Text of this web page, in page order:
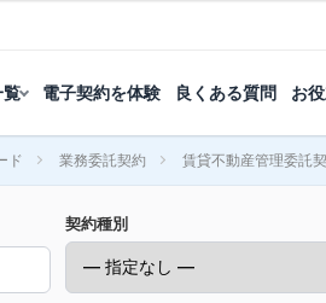
覧 電子契約を体験 良くある質問 お
ド 業務委託契約 賃貸不動産管理委託
契約種別